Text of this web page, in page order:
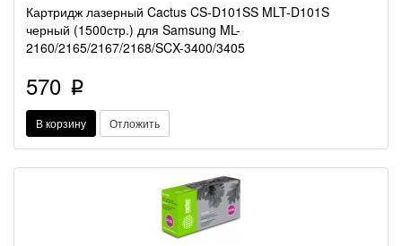
Картридж лазерный Cactus CS-D101SS MLT-D101S
черный (1500стр.) для Samsung ML-
2160/2165/2167/2168/SCX-3400/3405
570 p
В корзину Отложить